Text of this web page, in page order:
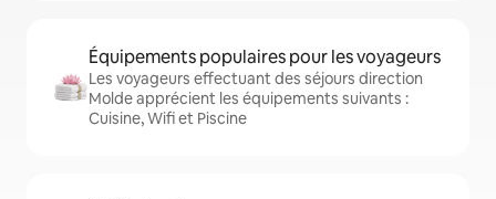
Équipements populaires pour les voyageurs
Les voyageurs effectuant des séjours direction
Molde apprécient les équipements suivants :
Cuisine, Wifi et Piscine